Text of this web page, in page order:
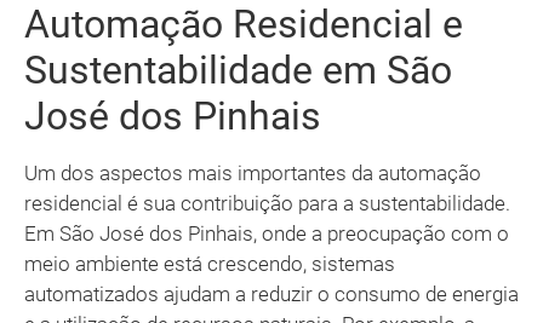
Automação Residencial e
Sustentabilidade em São
José dos Pinhais
Um dos aspectos mais importantes da automação
residencial é sua contribuição para a sustentabilidade.
Em São José dos Pinhais, onde a preocupação com o
meio ambiente está crescendo, sistemas
automatizados ajudam a reduzir o consumo de energia